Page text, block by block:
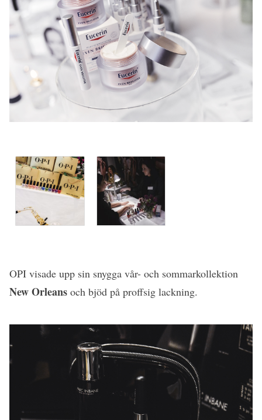
OPI visade upp sin snygga vår- och sommarkollektion
New Orleans och bjöd på proffsig lackning.